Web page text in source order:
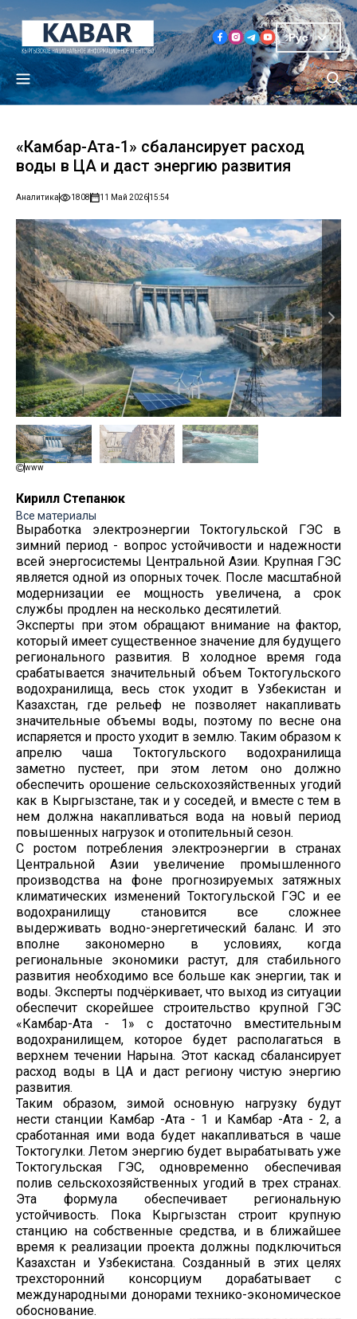
Рус
«Камбар-Ата-1» сбалансирует расход
воды в ЦА и даст энергию развития
Аналитика 1808 11 Май 202615:54
www
Кирилл Степанюк
Все материалы
Выработка электроэнергии Токтогульской ГЭС в
зимний период - вопрос устойчивости и надежности
всей энергосистемы Центральной Азии. Крупная ГЭС
является одной из опорных точек. После масштабной
модернизации ее мощность увеличена, а срок
службы продлен на несколько десятилетий.
Эксперты при этом обращают внимание на фактор,
который имеет существенное значение для будущего
регионального развития. В холодное время года
срабатывается значительный объем Токтогульского
водохранилища, весь сток уходит в Узбекистан и
Казахстан, где рельеф не позволяет накапливать
значительные объемы воды, поэтому по весне она
испаряется и просто уходит в землю. Таким образом к
апрелю чаша Токтогульского водохранилища
заметно пустеет, при этом летом оно должно
обеспечить орошение сельскохозяйственных угодий
как в Кыргызстане, так и у соседей, и вместе с тем в
нем должна накапливаться вода на новый период
повышенных нагрузок и отопительный сезон.
С ростом потребления электроэнергии в странах
Центральной Азии увеличение промышленного
производства на фоне прогнозируемых затяжных
климатических изменений Токтогульской ГЭС и ее
водохранилищу становится все сложнее
выдерживать водно-энергетический баланс. И это
вполне закономерно в условиях, когда
региональные экономики растут, для стабильного
развития необходимо все больше как энергии, так и
воды. Эксперты подчёркивает, что выход из ситуации
обеспечит скорейшее строительство крупной ГЭС
«Камбар-Ата - 1» с достаточно вместительным
водохранилищем, которое будет располагаться в
верхнем течении Нарына. Этот каскад сбалансирует
расход воды в ЦА и даст региону чистую энергию
развития.
Таким образом, зимой основную нагрузку будут
нести станции Камбар -Ата - 1 и Камбар -Ата - 2, а
сработанная ими вода будет накапливаться в чаше
Токтогулки. Летом энергию будет вырабатывать уже
Токтогульская ГЭС, одновременно обеспечивая
полив сельскохозяйственных угодий в трех странах.
Эта формула обеспечивает региональную
устойчивость. Пока Кыргызстан строит крупную
станцию на собственные средства, и в ближайшее
время к реализации проекта должны подключиться
Казахстан и Узбекистана. Созданный в этих целях
трехсторонний консорциум дорабатывает с
международными донорами технико-экономическое
обоснование.